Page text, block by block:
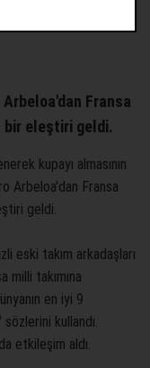
Fransa
bir eleştiri geldi.
kupayı almasının
Arbeloa'dan Fransa
geldi.
eski takım arkadaşları
milli takımına
en iyi 9
sözlerini kullandı.
etkileşim aldı.